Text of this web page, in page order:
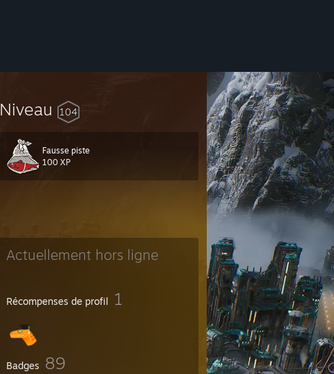
Niveau 104
Fausse piste
100 XP
Actuellement hors ligne
Récompenses de profil 1
Badges 89